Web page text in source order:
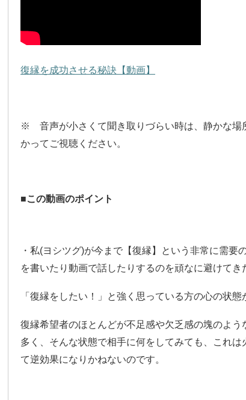
復縁を成功させる秘訣【動画】
※ 音声が小さくて聞き取りづらい時は、静かな場
かってご視聴ください。
■この動画のポイント
・私(ヨシツグ)が今まで【復縁】という非常に需要
を書いたり動画で話したりするのを頑なに避けてき
「復縁をしたい！」と強く思っている方の心の状態
復縁希望者のほとんどが不足感や欠乏感の塊のよ
多く、そんな状態で相手に何をしてみても、これ
て逆効果になりかねないのです。